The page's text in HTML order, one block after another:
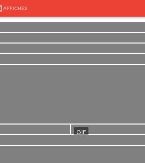
AFFICHES